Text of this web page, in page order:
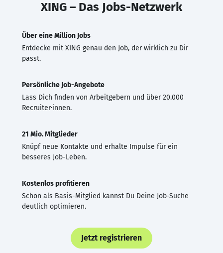
XING – Das Jobs-Netzwerk
Über eine Million Jobs
Entdecke mit XING genau den Job, der wirklich zu Dir
passt.
Persönliche Job-Angebote
Lass Dich finden von Arbeitgebern und über 20.000
Recruiter·innen.
21 Mio. Mitglieder
Knüpf neue Kontakte und erhalte Impulse für ein
besseres Job-Leben.
Kostenlos profitieren
Schon als Basis-Mitglied kannst Du Deine Job-Suche
deutlich optimieren.
Jetzt registrieren